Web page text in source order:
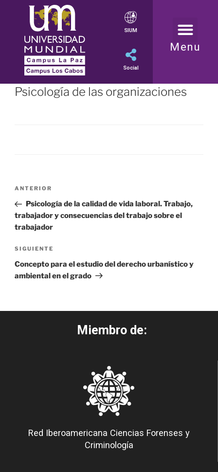
SIUM
Social
Menu
Psicología de las organizaciones
ANTERIOR
Psicología de la calidad de vida laboral. Trabajo,
trabajador y consecuencias del trabajo sobre el
trabajador
SIGUIENTE
Concepto para el estudio del derecho urbanístico y
ambiental en el grado
Miembro de:
Red Iberoamericana Ciencias Forenses y
Criminología